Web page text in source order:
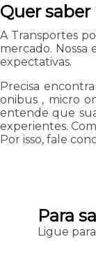
Quer
A Transportes
mercado.
expectativas.
Precisa
onibus , micro
entende que
experientes.
Por isso, fale
Para
Ligue para